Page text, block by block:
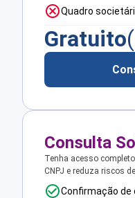
Quadro
Gratuito
Consulta
Tenha acesso
CNPJ e reduza riscos
Confirmação de